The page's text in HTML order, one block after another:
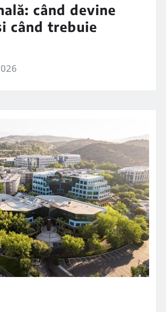
când devine
când trebuie